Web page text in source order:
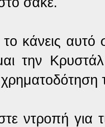
κάνεις
την
ντροπή για